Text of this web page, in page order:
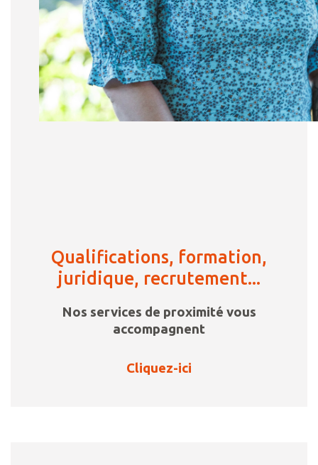
Qualifications, formation,
juridique, recrutement...
Nos services de proximité vous
accompagnent
Cliquez-ici